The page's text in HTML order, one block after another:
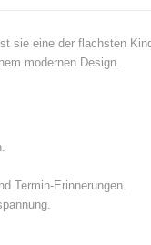
sie eine der flachsten
modernen Design.
Termin-Erinnerungen.